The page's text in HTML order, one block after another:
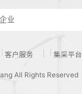
业
客户服务 集采平台
All Rights Reserved